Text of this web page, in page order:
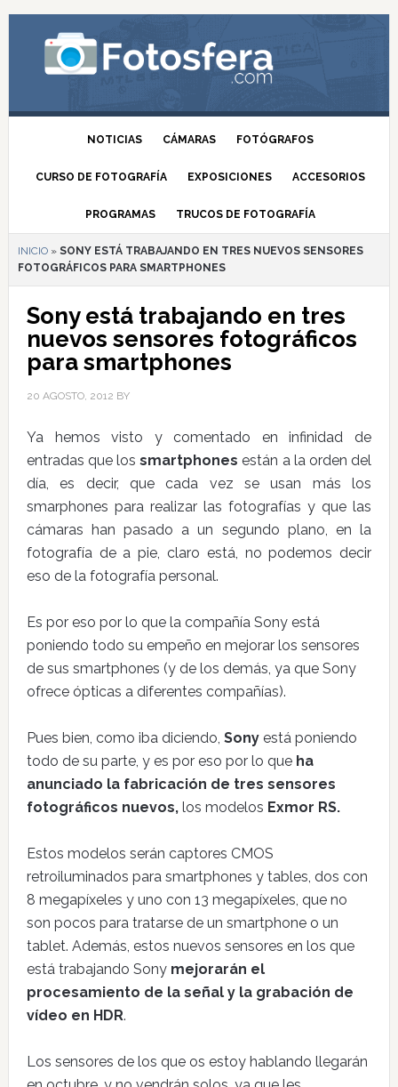
NOTICIAS CÁMARAS FOTÓGRAFOS
CURSO DE FOTOGRAFÍA EXPOSICIONES ACCESORIOS
PROGRAMAS TRUCOS DE FOTOGRAFÍA
INICIO» SONY ESTÁ TRABAJANDO EN TRES NUEVOS SENSORES
FOTOGRÁFICOS PARA SMARTPHONES
Sony está trabajando en tres
nuevos sensores fotográficos
para smartphones
20 AGOSTO, 2012 BY
Ya hemos visto y comentado en infinidad de
entradas que lossmartphones están a la orden del
día, es decir, que cada vez se usan más los
smarphones para realizar las fotografías y que las
cámaras han pasado a un segundo plano, en la
fotografía de a pie, claro está, no podemos decir
eso de la fotografía personal.
Es por eso por lo que la compañía Sony está
poniendo todo su empeño en mejorar los sensores
de sus smartphones (y de los demás, ya que Sony
ofrece ópticas a diferentes compañías).
Pues bien, como iba diciendo, Sonyestá poniendo
todo de su parte, y es por eso por lo que ha
anunciado la fabricación de tres sensores
fotográficos nuevos,los modelos Exmor RS.
Estos modelos serán captores CMOS
retroiluminados para smartphones y tables, dos con
8 megapíxeles y uno con 13 megapíxeles, que no
son pocos para tratarse de un smartphone o un
tablet. Además, estos nuevos sensores en los que
está trabajando Sony mejorarán el
procesamiento de la señal y la grabación de
vídeo en HDR.
Los sensores de los que os estoy hablando llegarán